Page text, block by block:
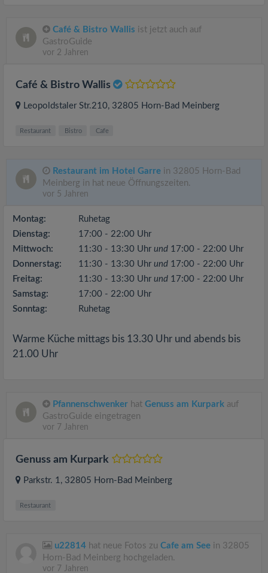
Café & Bistro Wallis ist jetzt auch auf
GastroGuide
vor 2 Jahren
Café & Bistro Wallis
Leopoldstaler Str.210, 32805 Horn-Bad Meinberg
Restaurant Bistro Cafe
Restaurant im Hotel Garre in 32805 Horn-Bad
Meinberg in hat neue Öffnungszeiten.
vor 5 Jahren
Montag:
Ruhetag
Dienstag:
17:00 - 22:00 Uhr
Mittwoch:
11:30 - 13:30 Uhr und 17:00 - 22:00 Uhr
Donnerstag:
11:30 - 13:30 Uhr und 17:00 - 22:00 Uhr
Freitag:
11:30 - 13:30 Uhr und 17:00 - 22:00 Uhr
Samstag:
17:00 - 22:00 Uhr
Sonntag:
Ruhetag
Warme Küche mittags bis 13.30 Uhr und abends bis
21.00 Uhr
Pfannenschwenker hat Genuss am Kurpark auf
GastroGuide eingetragen
vor 7 Jahren
Genuss am Kurpark
Parkstr. 1, 32805 Horn-Bad Meinberg
Restaurant
u22814 hat neue Fotos zu Cafe am See in 32805
Horn-Bad Meinberg hochgeladen.
vor 7 Jahren